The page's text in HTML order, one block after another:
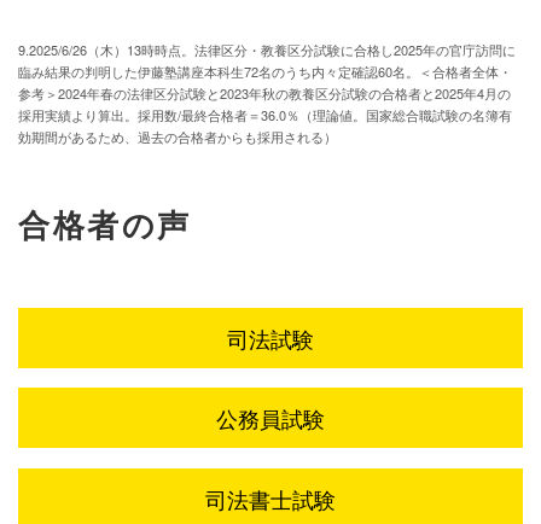
9.2025/6/26（木）13時時点。法律区分・教養区分試験に合格し2025年の官庁訪問に
臨み結果の判明した伊藤塾講座本科生72名のうち内々定確認60名。＜合格者全体・
参考＞2024年春の法律区分試験と2023年秋の教養区分試験の合格者と2025年4月の
採用実績より算出。採用数/最終合格者＝36.0％（理論値。国家総合職試験の名簿有
効期間があるため、過去の合格者からも採用される）
合格者の声
司法試験
公務員試験
司法書士試験